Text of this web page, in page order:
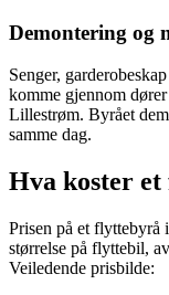
Demontering og
Senger,
komme gjennom
Lillestrøm. Byrået
samme dag.
Hva koster
Prisen på et flyttebyrå
størrelse på flyttebil,
Veiledende prisbilde: